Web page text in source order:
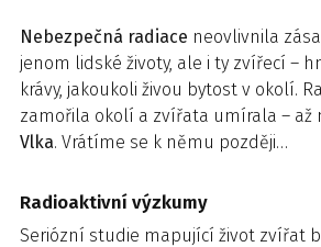
Nebezpečná radiace neovlivnila
jenom lidské životy, ale i ty zvířecí –
krávy, jakoukoli živou bytost v okolí.
zamořila okolí a zvířata umírala – až
Vlka. Vrátíme se k němu později…
Radioaktivní výzkumy
Seriózní studie mapující život zvířat